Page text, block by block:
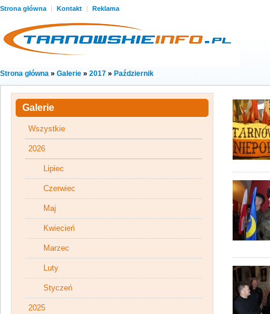
Strona główna | Kontakt | Reklama
Strona główna » Galerie » 2017 » Październik
Galerie
Wszystkie
2026
Lipiec
Czerwiec
Maj
Kwiecień
Marzec
Luty
Styczeń
2025